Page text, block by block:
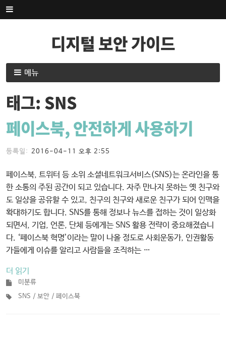
내
용
뛰
기
디지털 보안 가이드
용
으
로
너
기
메뉴
태그: SNS
페이스북, 안전하게 사용하기
등록일 : 2016-04-11 오후 2:55
페이스북, 트위터 등 소위 소셜네트워크서비스(SNS)는 온라인을 통
한 소통의 주된 공간이 되고 있습니다. 자주 만나지 못하는 옛 친구와
도 일상을 공유할 수 있고, 친구의 친구와 새로운 친구가 되어 인맥을
확대하기도 합니다. SNS를 통해 정보나 뉴스를 접하는 것이 일상화
되면서, 기업, 언론, 단체 등에게는 SNS 활용 전략이 중요해졌습니
다. ‘페이스북 혁명’이라는 말이 나올 정도로 사회운동가, 인권활동
가들에게 이슈를 알리고 사람들을 조직하는 …
더 읽기
미분류
SNS
보안 페이스북